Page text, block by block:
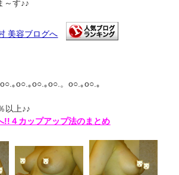
～す♪♪
｡o○.｡o○.｡o○.。o○.｡o○.｡
以上♪♪
!!４カップアップ法のまとめ